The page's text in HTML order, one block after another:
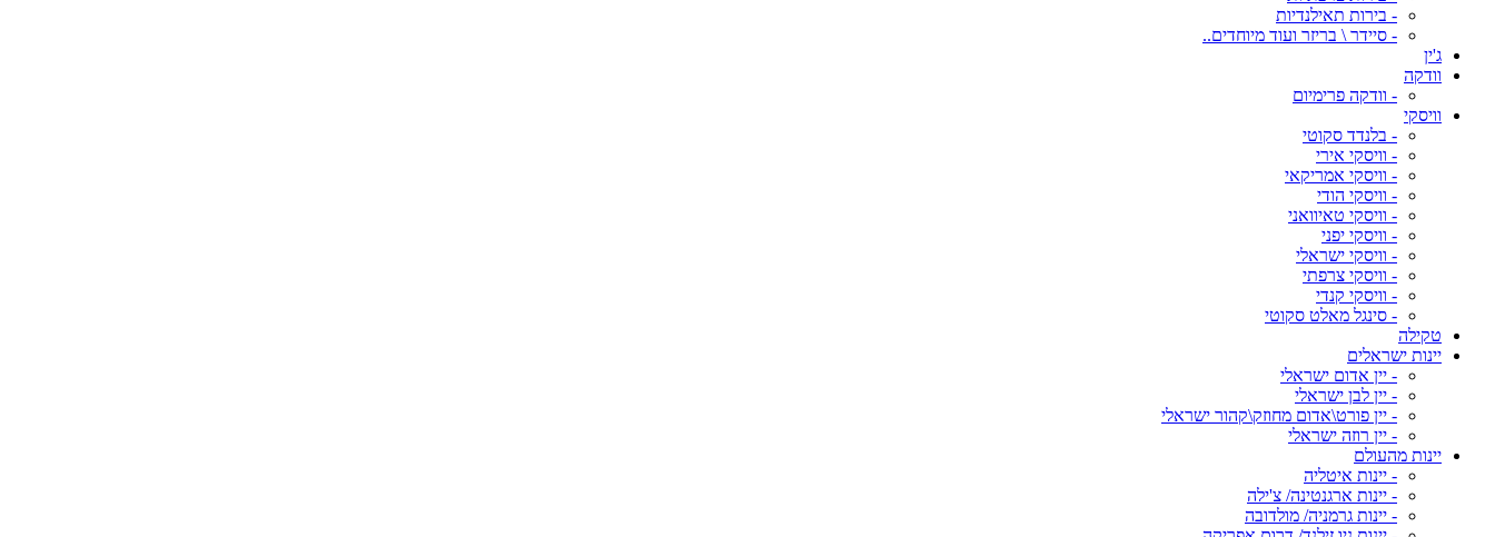
- בירות תאילנדיות
- סיידר \ בריזר ועוד מיוחדים..
ג'ין
וודקה
- וודקה פרימיום
וויסקי
- בלנדד סקוטי
- וויסקי אירי
- וויסקי אמריקאי
- וויסקי הודי
- וויסקי טאיוואני
- וויסקי יפני
- וויסקי ישראלי
- וויסקי צרפתי
- וויסקי קנדי
- סינגל מאלט סקוטי
טקילה
יינות ישראלים
- יין אדום ישראלי
- יין לבן ישראלי
- יין פורט\אדום מחוזק\קהור ישראלי
- יין רוזה ישראלי
יינות מהעולם
- יינות איטליה
- יינות ארגנטינה/ צ'ילה
- יינות גרמניה/ מולדובה